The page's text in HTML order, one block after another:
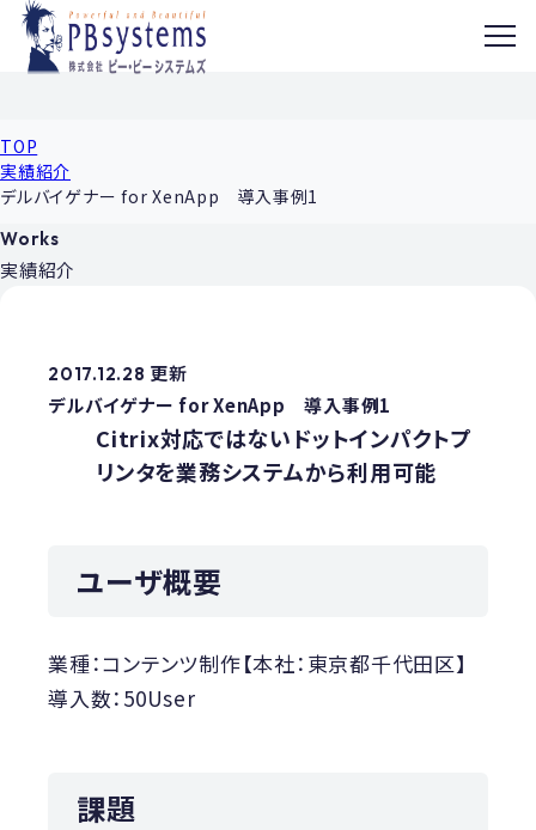
TOP
実績紹介
デルバイゲナー for XenApp 導入事例1
Works
実績紹介
2017.12.28 更新
デルバイゲナー for XenApp 導入事例1
Citrix対応ではないドットインパクトプ
リンタを業務システムから利用可能
ユーザ概要
業種：コンテンツ制作【本社：東京都千代田区】
導入数：50User
課題